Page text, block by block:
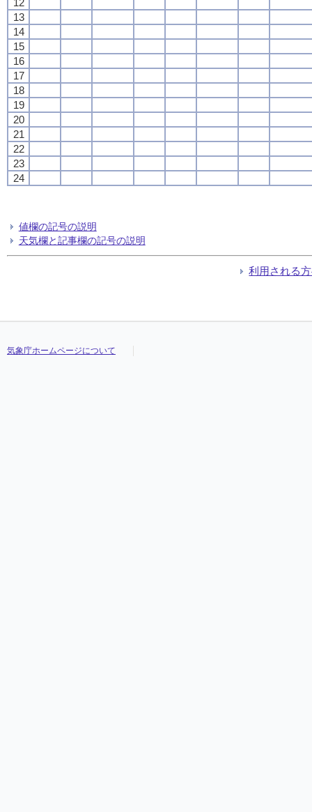
13
14
15
16
17
18
19
20
21
22
23
24
値欄の記号の説明
天気欄と記事欄の記号の説明
利用される
気象庁ホームページについて